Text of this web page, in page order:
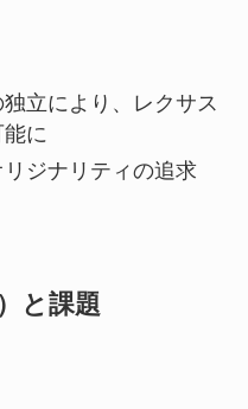
立により、レクサス
に
リジナリティの追求
と課題